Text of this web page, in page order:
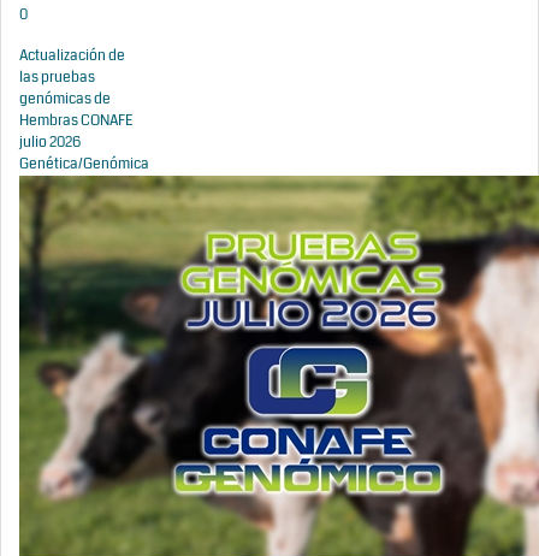
0
Actualización de
las pruebas
genómicas de
Hembras CONAFE
julio 2026
Genética/Genómica